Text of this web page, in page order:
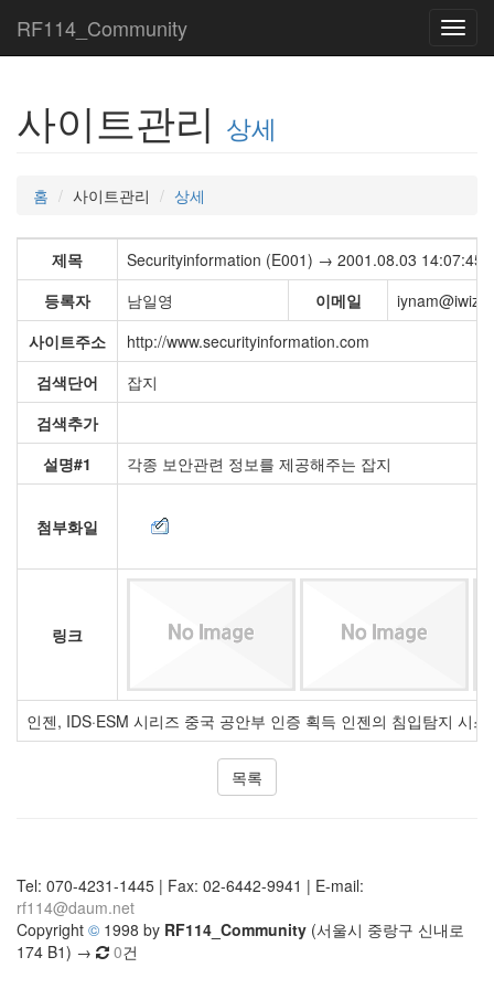
RF114_Community
사이트관리 상세
홈 사이트관리 상세
제목
Securityinformation (E001) → 2001.08.03 14:07:45
등록자
남일영 이메일
사이트주소
http://www.securityinformation.com
검색단어
잡지
검색추가
설명#1
각종 보안관련 정보를 제공해주는 잡지
첨부화일
링크
인젠, IDS·ESM 시리즈 중국 공안부 인증 획득 인젠의 침입탐지 시
목록
Tel: 070-4231-1445 | Fax: 02-6442-9941 | E-mail:
rf114@daum.net
Copyright © 1998 by RF114_Community (서울시 중랑구 신내로
174 B1) →
0건